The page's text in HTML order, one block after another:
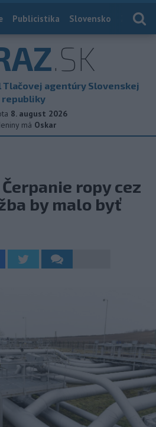
Publicistika Slovensko
.SK
agentúry Slovenskej
republiky
8. august 2026
má Oskar
ropy cez
by malo byť